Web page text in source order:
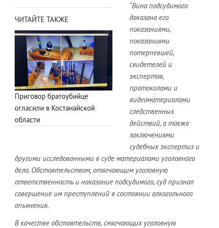
ЧИТАЙТЕ ТАКЖЕ
Приговор братоубийце
огласили в Костанайской
области
“Вина подсудимого
доказана его
показаниями,
показаниями
потерпевшей,
свидетелей и
экспертов,
протоколами и
видеоматериалами
следственных
действий, а также
заключениями
судебных экспертиз и
другими исследованными в суде материалами уголовного
дела. Обстоятельством, отягчающим уголовную
ответственность и наказание подсудимого, суд признал
совершение им преступлений в состоянии алкогольного
опьянения.
В качестве обстоятельств, смягчающих уголовную